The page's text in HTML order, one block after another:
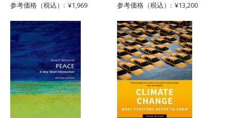
参考価格（税込）: ¥1,969
参考価格（税込）: ¥13,200